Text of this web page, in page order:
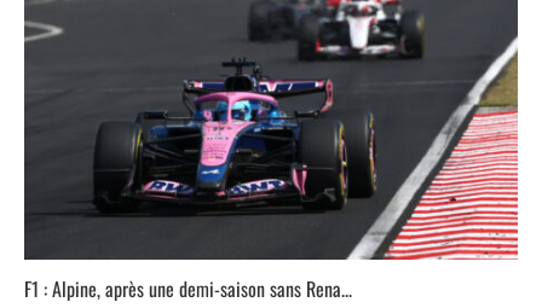
F1 : Alpine, après une demi-saison sans Rena...